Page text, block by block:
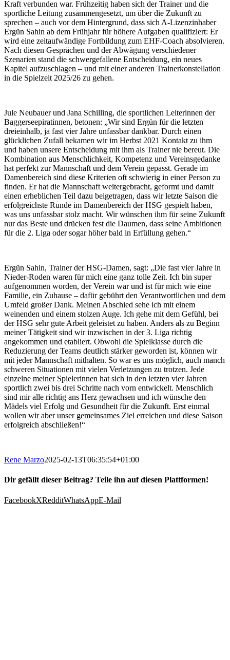
Kraft verbunden war. Frühzeitig haben sich der Trainer und die
sportliche Leitung zusammengesetzt, um über die Zukunft zu
sprechen – auch vor dem Hintergrund, dass sich A-Lizenzinhaber
Ergün Sahin ab dem Frühjahr für höhere Aufgaben qualifiziert: Er
wird eine zeitaufwändige Fortbildung zum EHF-Coach absolvieren.
Nach diesen Gesprächen und der Abwägung verschiedener
Szenarien stand die schwergefallene Entscheidung, ein neues
Kapitel aufzuschlagen – und mit einer anderen Trainerkonstellation
in die Spielzeit 2025/26 zu gehen.
Jule Neubauer und Jana Schilling, die sportlichen Leiterinnen der
Baggerseepiratinnen, betonen: „Wir sind Ergün für die letzten
dreieinhalb, ja fast vier Jahre unfassbar dankbar. Durch einen
glücklichen Zufall bekamen wir im Herbst 2021 Kontakt zu ihm
und haben unsere Entscheidung mit ihm als Trainer nie bereut. Die
Kombination aus Menschlichkeit, Kompetenz und Vereinsgedanke
hat perfekt zur Mannschaft und dem Verein gepasst. Gerade im
Damenbereich sind diese Kriterien oft schwierig in einer Person zu
finden. Er hat die Mannschaft weitergebracht, geformt und damit
einen erheblichen Teil dazu beigetragen, dass wir letzte Saison die
erfolgreichste Runde im Damenbereich der HSG gespielt haben,
was uns unfassbar stolz macht. Wir wünschen ihm für seine Zukunft
nur das Beste und drücken fest die Daumen, dass seine Ambitionen
für die 2. Liga oder sogar höher bald in Erfüllung gehen.“
Ergün Sahin, Trainer der HSG-Damen, sagt: „Die fast vier Jahre in
Nieder-Roden waren für mich eine ganz tolle Zeit. Ich bin super
aufgenommen worden, der Verein war und ist für mich wie eine
Familie, ein Zuhause – dafür gebührt den Verantwortlichen und dem
Umfeld großer Dank. Meinen Abschied sehe ich mit einem
weinenden und einem stolzen Auge. Ich gehe mit dem Gefühl, bei
der HSG sehr gute Arbeit geleistet zu haben. Anders als zu Beginn
meiner Tätigkeit sind wir inzwischen in der 3. Liga richtig
angekommen und etabliert. Obwohl die Spielklasse durch die
Reduzierung der Teams deutlich stärker geworden ist, können wir
mit jeder Mannschaft mithalten. So war es uns möglich, auch manch
schweren Situationen mit vielen Verletzungen zu trotzen. Jede
einzelne meiner Spielerinnen hat sich in den letzten vier Jahren
sportlich zwei bis drei Schritte nach vorn entwickelt. Menschlich
sind mir alle richtig ans Herz gewachsen und ich wünsche den
Mädels viel Erfolg und Gesundheit für die Zukunft. Erst einmal
wollen wir aber unser gemeinsames Ziel erreichen und diese Saison
erfolgreich abschließen!“
Rene Marzo2025-02-13T06:35:54+01:00
Dir gefällt dieser Beitrag? Teile ihn auf diesen Plattformen!
FacebookXRedditWhatsAppE-Mail